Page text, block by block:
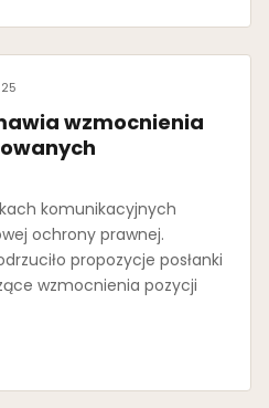
wzmocnienia
komunikacyjnych
ochrony prawnej.
propozycje posłanki
wzmocnienia pozycji